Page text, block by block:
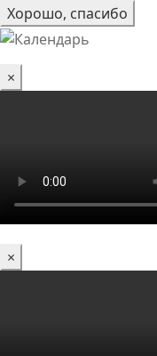
Хорошо, спасибо
×
×